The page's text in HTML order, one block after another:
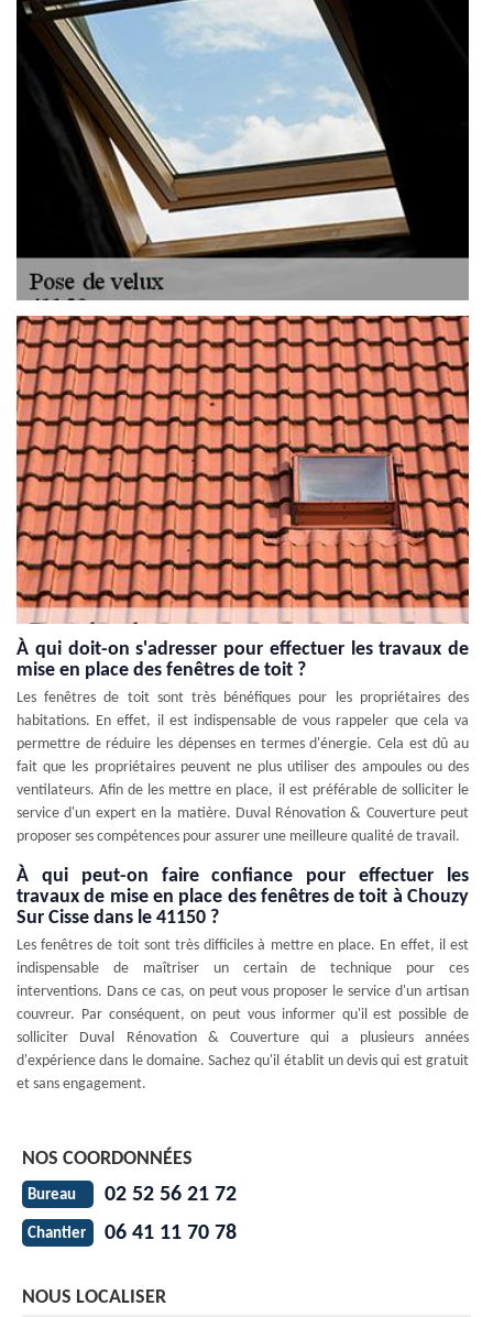
À qui doit-on s'adresser pour effectuer les travaux de
mise en place des fenêtres de toit ?
Les fenêtres de toit sont très bénéfiques pour les propriétaires des
habitations. En effet, il est indispensable de vous rappeler que cela va
permettre de réduire les dépenses en termes d'énergie. Cela est dû au
fait que les propriétaires peuvent ne plus utiliser des ampoules ou des
ventilateurs. Afin de les mettre en place, il est préférable de solliciter le
service d'un expert en la matière. Duval Rénovation & Couverture peut
proposer ses compétences pour assurer une meilleure qualité de travail.
À qui peut-on faire confiance pour effectuer les
travaux de mise en place des fenêtres de toit à Chouzy
Sur Cisse dans le 41150 ?
Les fenêtres de toit sont très difficiles à mettre en place. En effet, il est
indispensable de maîtriser un certain de technique pour ces
interventions. Dans ce cas, on peut vous proposer le service d'un artisan
couvreur. Par conséquent, on peut vous informer qu'il est possible de
solliciter Duval Rénovation & Couverture qui a plusieurs années
d'expérience dans le domaine. Sachez qu'il établit un devis qui est gratuit
et sans engagement.
NOS COORDONNÉES
Bureau 02 52 56 21 72
Chantier 06 41 11 70 78
NOUS LOCALISER